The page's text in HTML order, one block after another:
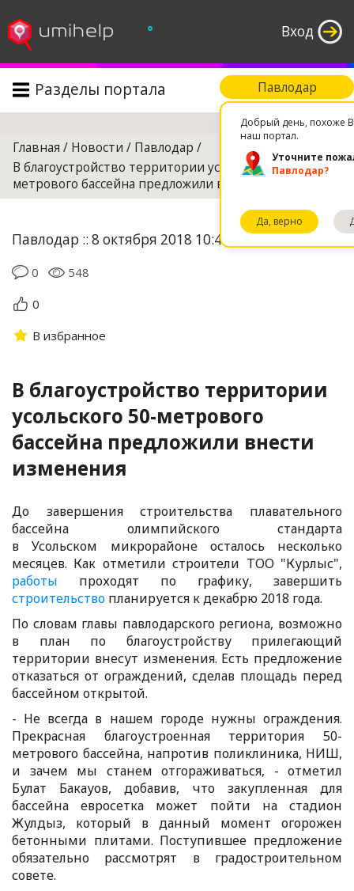
Вход
°
Павлодар
Добрый день, похоже
наш портал.
Уточните
Павлодар?
Да, верно
Разделы портала Поиск
Главная / Новости / Павлодар /
В благоустройство территории усольского 50-
метрового бассейна предложили внести изменения
Павлодар :: 8 октября 2018 10:43
0
548
0
В избранное
В благоустройство территории
усольского 50-метрового
бассейна предложили внести
изменения
До завершения строительства плавательного
бассейна олимпийского стандарта
в Усольском микрорайоне осталось несколько
месяцев. Как отметили строители ТОО "Курлыс",
работы проходят по графику, завершить
строительство планируется к декабрю 2018 года.
По словам главы павлодарского региона, возможно
в план по благоустройству прилегающий
территории внесут изменения. Есть предложение
отказаться от ограждений, сделав площадь перед
бассейном открытой.
- Не всегда в нашем городе нужны ограждения.
Прекрасная благоустроенная территория 50-
метрового бассейна, напротив поликлиника, НИШ,
и зачем мы станем отгораживаться, - отметил
Булат Бакауов, добавив, что закупленная для
бассейна евросетка может пойти на стадион
Жулдыз, который в данный момент огорожен
бетонными плитами. Поступившее предложение
обязательно рассмотрят в градостроительном
совете.